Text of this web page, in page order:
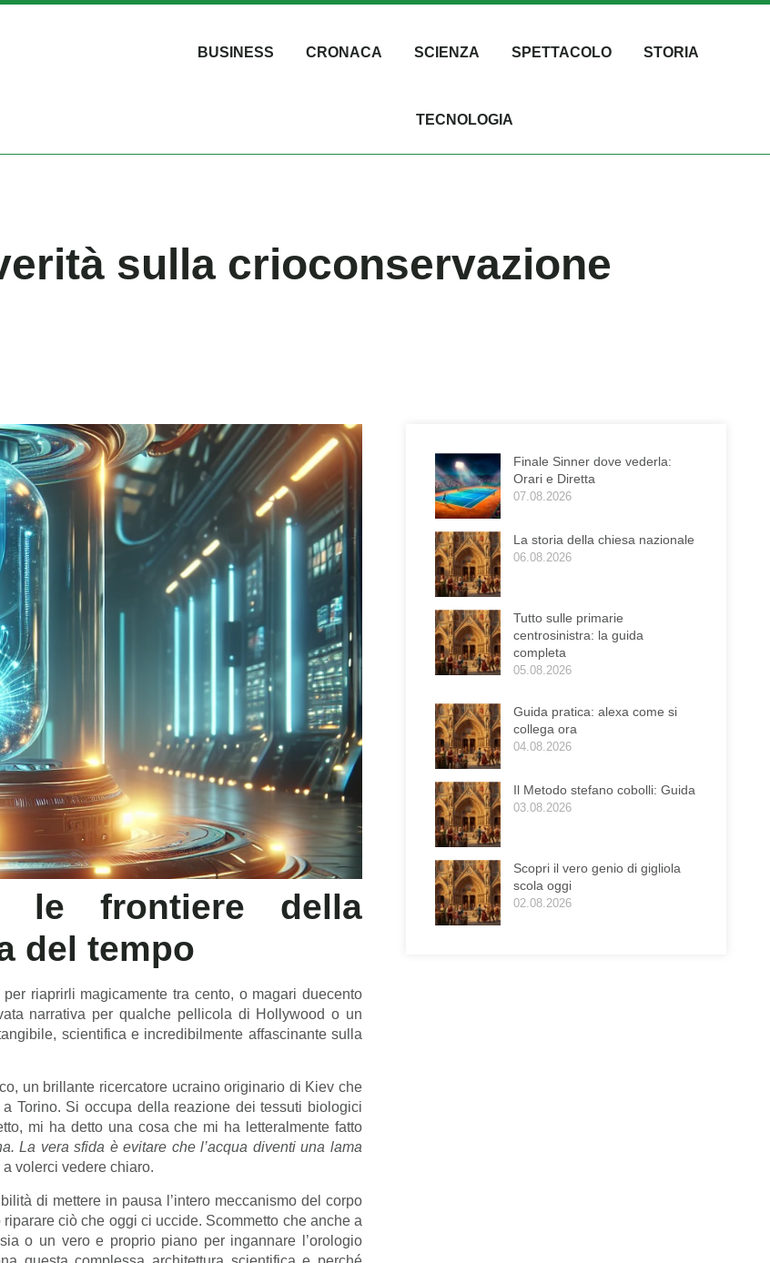
BUSINESS CRONACA SCIENZA SPETTACOLO STORIA
TECNOLOGIA
sulla crioconservazione
le frontiere della
del tempo
riaprirli magicamente tra cento, o magari duecento
narrativa per qualche pellicola di Hollywood o un
scientifica e incredibilmente affascinante sulla
un brillante ricercatore ucraino originario di Kiev che
Torino. Si occupa della reazione dei tessuti biologici
mi ha detto una cosa che mi ha letteralmente fatto
La vera sfida è evitare che l’acqua diventi una lama
volerci vedere chiaro.
di mettere in pausa l’intero meccanismo del corpo
ciò che oggi ci uccide. Scommetto che anche a
o un vero e proprio piano per ingannare l’orologio
Finale Sinner dove vederla:
Orari e Diretta
07.08.2026
La storia della chiesa nazionale
06.08.2026
Tutto sulle primarie
centrosinistra: la guida
completa
05.08.2026
Guida pratica: alexa come si
collega ora
04.08.2026
Il Metodo stefano cobolli: Guida
03.08.2026
Scopri il vero genio di gigliola
scola oggi
02.08.2026